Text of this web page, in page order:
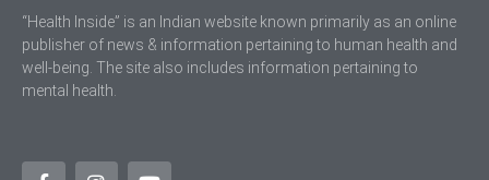
“Health Inside” is an Indian website known primarily as an online
publisher of news & information pertaining to human health and
well-being. The site also includes information pertaining to
mental health.